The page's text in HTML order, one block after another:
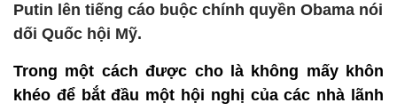
Putin lên tiếng cáo buộc chính quyền Obama nói
dối Quốc hội Mỹ.
Trong một cách được cho là không mấy khôn
khéo để bắt đầu một hội nghị của các nhà lãnh